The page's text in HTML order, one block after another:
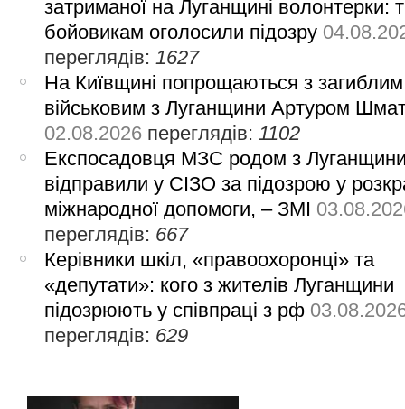
затриманої на Луганщині волонтерки:
бойовикам оголосили підозру
переглядів: 1627
На Київщині попрощаються з загиблим
військовим з Луганщини Артуром
02.08.2026 переглядів: 1102
Експосадовця МЗС родом з
відправили у СІЗО за підозрою у
міжнародної допомоги, – ЗМІ
переглядів: 667
Керівники шкіл, «правоохоронці» та
«депутати»: кого з жителів Луганщини
підозрюють у співпраці з рф
переглядів: 629